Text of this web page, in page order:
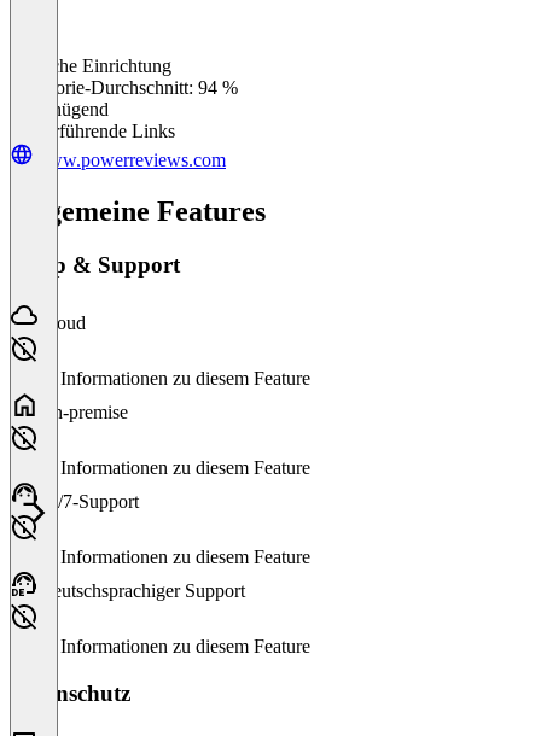
Einfache Einrichtung
Kategorie-Durchschnitt: 94 %
Ungenügend
Weiterführende Links
www.powerreviews.com
Allgemeine Features
Setup & Support
Cloud
Keine Informationen zu diesem Feature
On-premise
Keine Informationen zu diesem Feature
24/7-Support
Keine Informationen zu diesem Feature
Deutschsprachiger Support
Keine Informationen zu diesem Feature
Datenschutz